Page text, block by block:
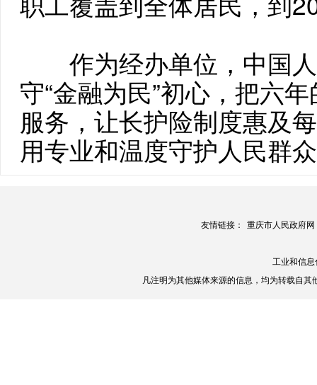
作为经办单位，中国人
守“金融为民”初心，把六
服务，让长护险制度惠及
用专业和温度守护人民群
友情链接： 重庆市人民政府网
工业和信
凡注明为其他媒体来源的信息，均为转载自